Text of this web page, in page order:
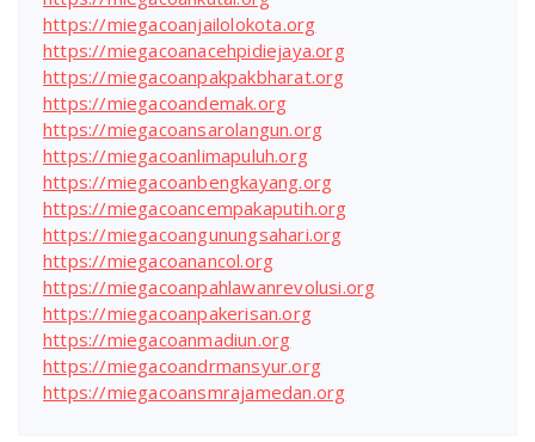
https://miegacoanjailolokota.org
https://miegacoanacehpidiejaya.org
https://miegacoanpakpakbharat.org
https://miegacoandemak.org
https://miegacoansarolangun.org
https://miegacoanlimapuluh.org
https://miegacoanbengkayang.org
https://miegacoancempakaputih.org
https://miegacoangunungsahari.org
https://miegacoanancol.org
https://miegacoanpahlawanrevolusi.org
https://miegacoanpakerisan.org
https://miegacoanmadiun.org
https://miegacoandrmansyur.org
https://miegacoansmrajamedan.org